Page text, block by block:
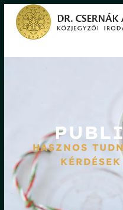
HASZNOS